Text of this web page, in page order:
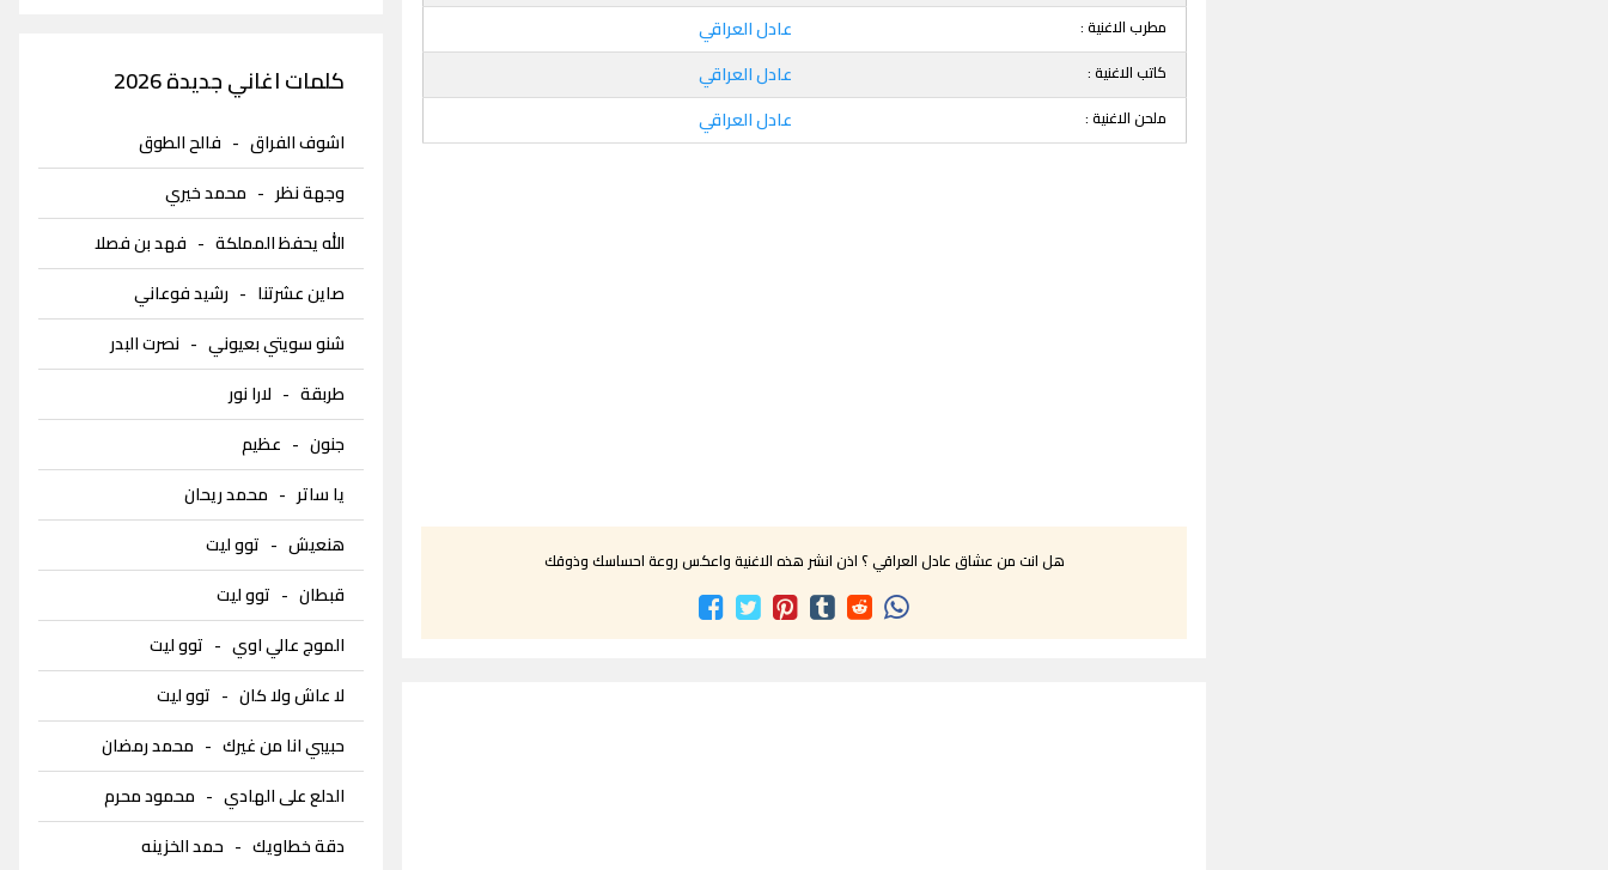
مطرب الاغنية :
عادل العراقي
كاتب الاغنية : عادل العراقي
ملحن الاغنية : عادل العراقي
هل انت من عشاق عادل العراقي ؟ اذن انشر هذه الاغنية واعكس روعة احساسك وذوقك
كلمات اغاني جديدة 2026
اشوف الفراق- فالح الطوق
وجهة نظر - محمد خيري
الله يحفظ المملكة- فهد بن فصلا
صاين عشرتنا - رشيد فوعاني
شنو سويتي بعيوني- نصرت البدر
طربقة- لارا نور
جنون- عظيم
يا ساتر - محمد ريحان
هنعيش- توو ليت
قبطان- توو ليت
الموج عالي اوي- توو ليت
لا عاش ولا كان- توو ليت
حبيبي انا من غيرك- محمد رمضان
الدلع على الهادي- محمود محرم
دقة خطاويك- حمد الخزينه